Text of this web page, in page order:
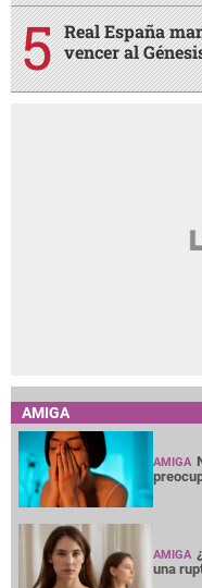
Real España
vencer al
AMIGA
AMIGA
AMIGA
una